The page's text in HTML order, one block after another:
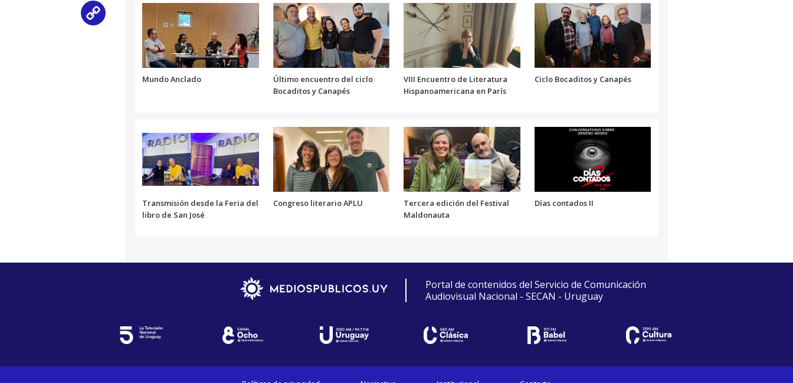
aumentar
o
disminuir
el
volumen.
Mundo Anclado
Último encuentro del ciclo
Bocaditos y Canapés
VIII Encuentro de Literatura
Hispanoamericana en París
Ciclo Bocaditos y Canapés
Transmisión desde la Feria del
libro de San José
Congreso literario APLU
Tercera edición del Festival
Maldonauta
Días contados II
Portal de contenidos del Servicio de Comunicación
Audiovisual Nacional - SECAN - Uruguay